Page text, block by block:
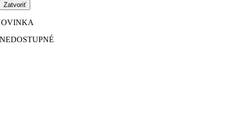
Zatvoriť
NEDOSTUPNÉ